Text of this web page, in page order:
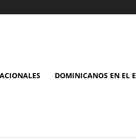
DOMINICANOS EN EL